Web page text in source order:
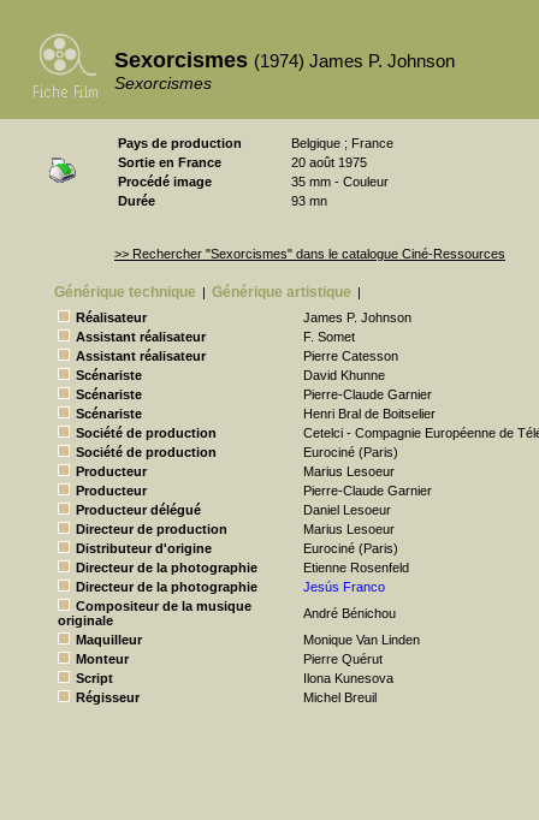
Sexorcismes (1974) James P. Johnson
Sexorcismes
Pays de production
Belgique ; France
Sortie en France
20 août 1975
Procédé image
35 mm - Couleur
Durée
93 mn
>> Rechercher "Sexorcismes" dans le catalogue Ciné-Ressources
Générique technique | Générique artistique |
Réalisateur
James P. Johnson
Assistant réalisateur
F. Somet
Assistant réalisateur
Pierre Catesson
Scénariste
David Khunne
Scénariste
Pierre-Claude Garnier
Scénariste
Henri Bral de Boitselier
Société de production
Cetelci - Compagnie Européenne de
Société de production
Eurociné (Paris)
Producteur
Marius Lesoeur
Producteur
Pierre-Claude Garnier
Producteur délégué
Daniel Lesoeur
Directeur de production
Marius Lesoeur
Distributeur d'origine
Eurociné (Paris)
Directeur de la photographie
Etienne Rosenfeld
Directeur de la photographie
Jesús Franco
Compositeur de la musique
originale
André Bénichou
Maquilleur
Monique Van Linden
Monteur
Pierre Quérut
Script
Ilona Kunesova
Régisseur
Michel Breuil